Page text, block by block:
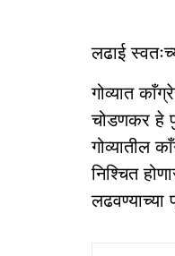
लढाई
गोव्यात
चोडणकर हे
गोव्यातील
निश्चित
लढवण्याच्या